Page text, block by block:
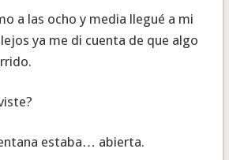
a las ocho y media llegué a mi
ya me di cuenta de que algo
estaba… abierta.